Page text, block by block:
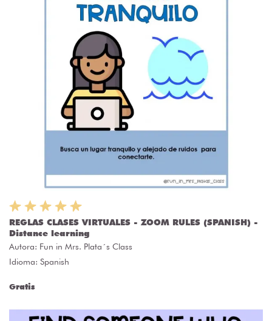
REGLAS CLASES VIRTUALES - ZOOM RULES (SPANISH) -
Distance learning
Autora: Fun in Mrs. Plata´s Class
Idioma: Spanish
Gratis